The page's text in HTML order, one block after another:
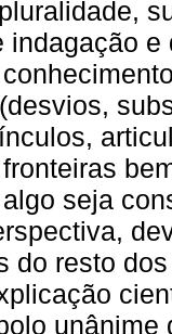
indagação
seja
do resto